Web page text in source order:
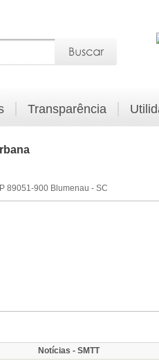
Transparência
89051-900 Blumenau - SC
Notícias - SMTT